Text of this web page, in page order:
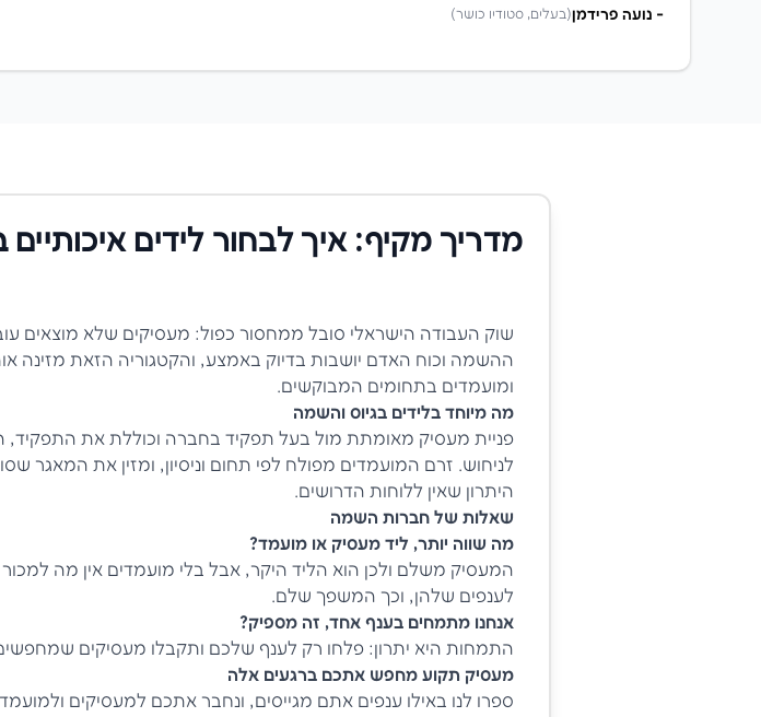
- נועה פרידמן(בעלים, סטודיו כושר)
מדריך מקיף: איך לבחור לידים איכותיים
שוק העבודה הישראלי סובל ממחסור כפול: מעסיקים שלא מוצאים
ההשמה וכוח האדם יושבות בדיוק באמצע, והקטגוריה הזאת מזינה
ומועמדים בתחומים המבוקשים.
מה מיוחד בלידים בגיוס והשמה
פניית מעסיק מאומתת מול בעל תפקיד בחברה וכוללת את
לניחוש. זרם המועמדים מפולח לפי תחום וניסיון, ומזין את
היתרון שאין ללוחות הדרושים.
שאלות של חברות השמה
מה שווה יותר, ליד מעסיק או מועמד?
המעסיק משלם ולכן הוא הליד היקר, אבל בלי מועמדים אין מה
לענפים שלהן, וכך המשפך שלם.
אנחנו מתמחים בענף אחד, זה מספיק?
התמחות היא יתרון: פלחו רק לענף שלכם ותקבלו מעסיקים
מעסיק תקוע מחפש אתכם ברגעים אלה
ספרו לנו באילו ענפים אתם מגייסים, ונחבר אתכם למעסיקים